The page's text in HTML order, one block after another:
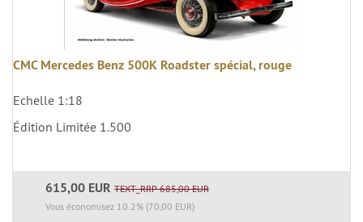
CMC Mercedes Benz 500K Roadster spécial, rouge
Echelle 1:18
Édition Limitée 1.500
615,00 EUR TEXT_RRP 685,00 EUR
Vous économisez 10.2% (70,00 EUR)